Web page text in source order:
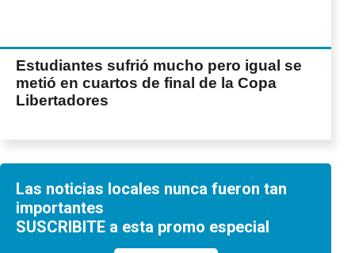
Estudiantes sufrió mucho pero igual se
metió en cuartos de final de la Copa
Libertadores
Las noticias locales nunca fueron tan
importantes
SUSCRIBITE a esta promo especial